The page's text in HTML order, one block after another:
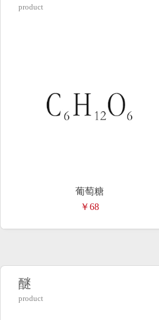
product
葡萄糖
￥68
醚
product